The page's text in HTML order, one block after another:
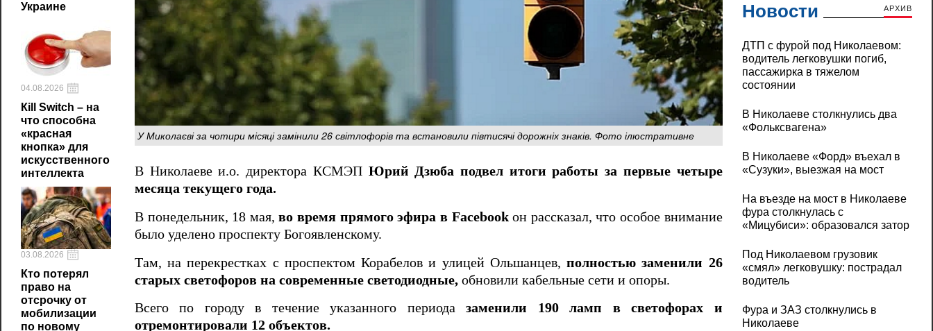
Украине
04.08.2026
Кill Switch – на
что способна
«красная
кнопка» для
искусственного
интеллекта
03.08.2026
Кто потерял
право на
отсрочку от
мобилизации
по новому
У Миколаєві за чотири місяці замінили 26 світлофорів та встановили півтисячі дорожніх знаків. Фото ілюстративне
В Николаеве и.о. директора КСМЭП Юрий Дзюба подвел итоги работы за первые четыре
месяца текущего года.
В понедельник, 18 мая,во время прямого эфира в Facebookон рассказал, что особое внимание
было уделено проспекту Богоявленскому.
Там, на перекрестках с проспектом Корабелов и улицей Ольшанцев,полностью заменили 26
старых светофоров на современные светодиодные, обновили кабельные сети и опоры.
Всего по городу в течение указанного периодазаменили 190 ламп в светофорах и
отремонтировали 12 объектов.
Новости АРХИВ
ДТП с фурой под Николаевом:
водитель легковушки погиб,
пассажирка в тяжелом
состоянии
В Николаеве столкнулись два
«Фольксвагена»
В Николаеве «Форд» въехал в
«Сузуки», выезжая на мост
На въезде на мост в Николаеве
фура столкнулась с
«Мицубиси»: образовался затор
Под Николаевом грузовик
«смял» легковушку: пострадал
водитель
Фура и ЗАЗ столкнулись в
Николаеве